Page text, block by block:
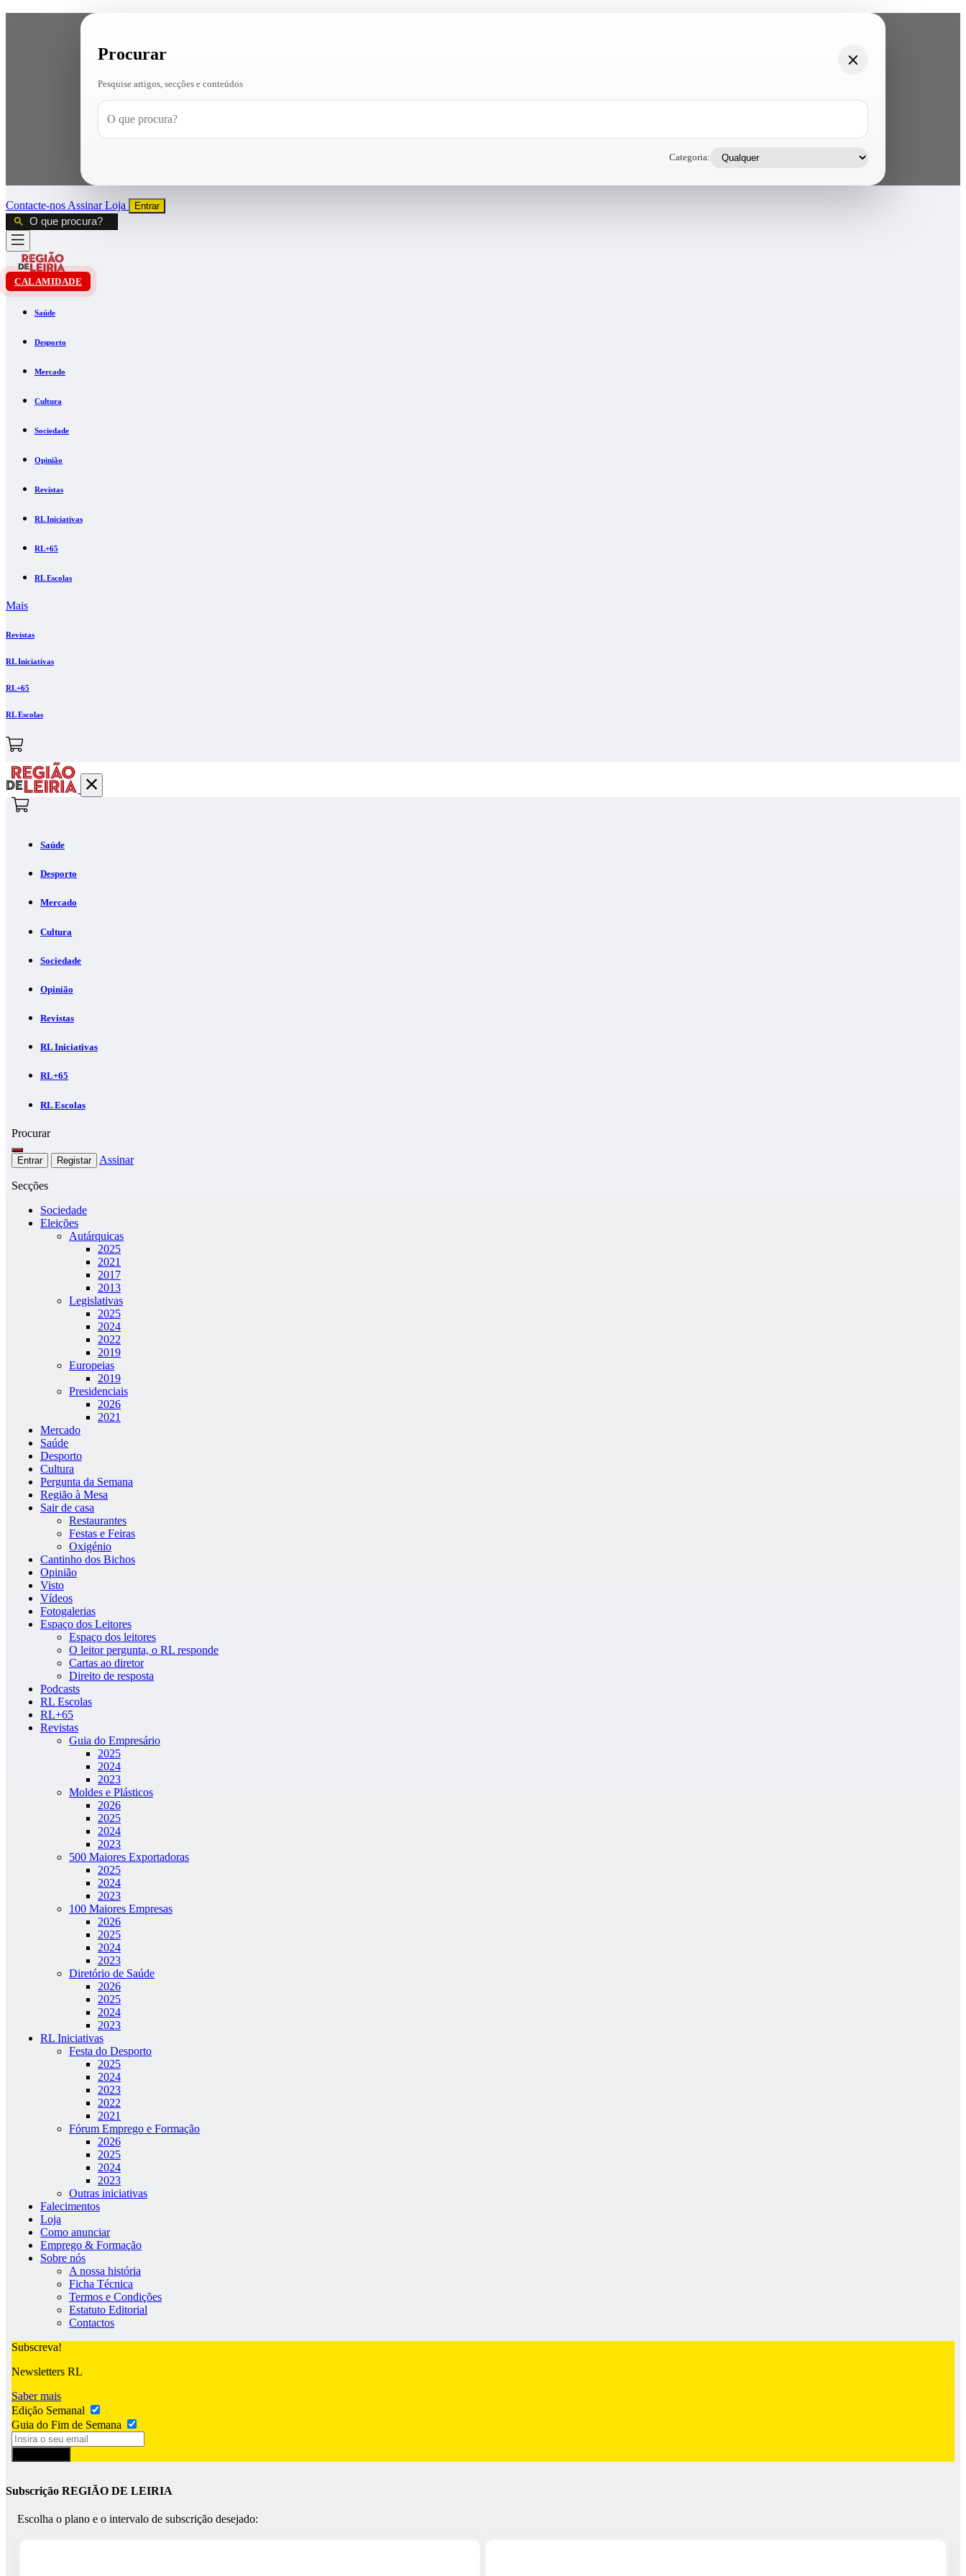
Procurar
Pesquise artigos, secções e conteúdos
Categoria:
Contacte-nos AssinarLoja Entrar
CALAMIDADE
Saúde
Desporto
Mercado
Cultura
Sociedade
Opinião
Revistas
RL Iniciativas
RL+65
RL Escolas
Mais
Revistas
RL Iniciativas
RL+65
RL Escolas
Saúde
Desporto
Mercado
Cultura
Sociedade
Opinião
Revistas
RL Iniciativas
RL+65
RL Escolas
Procurar
Entrar Registar Assinar
Secções
Sociedade
Eleições
Autárquicas
2025
2021
2017
2013
Legislativas
2025
2024
2022
2019
Europeias
2019
Presidenciais
2026
2021
Mercado
Saúde
Desporto
Cultura
Pergunta da Semana
Região à Mesa
Sair de casa
Restaurantes
Festas e Feiras
Oxigénio
Cantinho dos Bichos
Opinião
Visto
Vídeos
Fotogalerias
Espaço dos Leitores
Espaço dos leitores
O leitor pergunta, o RL responde
Cartas ao diretor
Direito de resposta
Podcasts
RL Escolas
RL+65
Revistas
Guia do Empresário
2025
2024
2023
Moldes e Plásticos
2026
2025
2024
2023
500 Maiores Exportadoras
2025
2024
2023
100 Maiores Empresas
2026
2025
2024
2023
Diretório de Saúde
2026
2025
2024
2023
RL Iniciativas
Festa do Desporto
2025
2024
2023
2022
2021
Fórum Emprego e Formação
2026
2025
2024
2023
Outras iniciativas
Falecimentos
Loja
Como anunciar
Emprego & Formação
Sobre nós
A nossa história
Ficha Técnica
Termos e Condições
Estatuto Editorial
Contactos
Subscreva!
Newsletters RL
Saber mais
Edição Semanal
Guia do Fim de Semana
Subscrição REGIÃO DE LEIRIA
Escolha o plano e o intervalo de subscrição desejado: